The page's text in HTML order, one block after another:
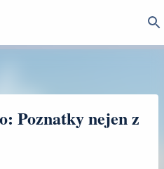
Poznatky nejen z